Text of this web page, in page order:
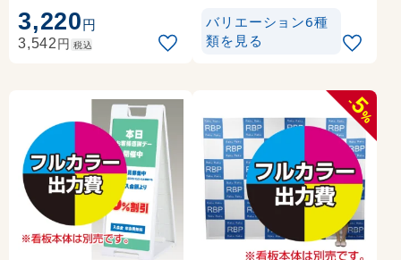
3,220円
3,542円 税込
ミネート【マット調】(
W850xH2110)
バリエーション6種
類を見る
-
5
%